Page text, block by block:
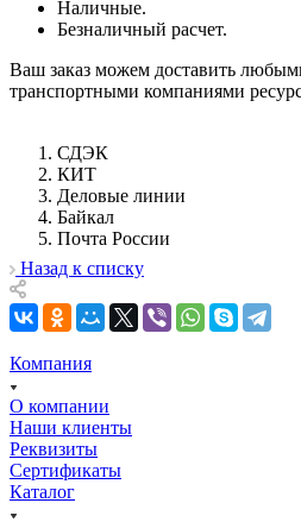
Наличные.
Безналичный расчет.
Ваш заказ можем доставить
транспортными компаниями
СДЭК
КИТ
Деловые линии
Байкал
Почта России
Назад к списку
Компания
О компании
Наши клиенты
Реквизиты
Сертификаты
Каталог